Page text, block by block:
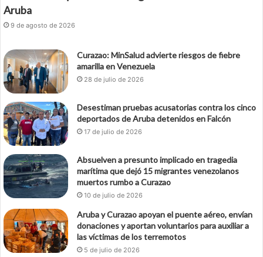
Aruba
9 de agosto de 2026
Curazao: MinSalud advierte riesgos de fiebre
amarilla en Venezuela
28 de julio de 2026
Desestiman pruebas acusatorias contra los cinco
deportados de Aruba detenidos en Falcón
17 de julio de 2026
Absuelven a presunto implicado en tragedia
marítima que dejó 15 migrantes venezolanos
muertos rumbo a Curazao
10 de julio de 2026
Aruba y Curazao apoyan el puente aéreo, envían
donaciones y aportan voluntarios para auxiliar a
las víctimas de los terremotos
5 de julio de 2026